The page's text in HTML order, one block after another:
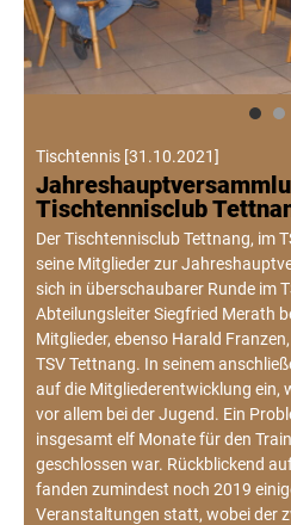
Tischtennis [31.10.2021]
Tischtennisclub
Der Tischtennisclub Tettnang, im
seine Mitglieder zur
sich in überschaubarer Runde im
Abteilungsleiter Siegfried Merath
Mitglieder, ebenso Harald
TSV Tettnang. In seinem
auf die Mitgliederentwicklung ein,
vor allem bei der Jugend. Ein
insgesamt elf Monate für den
geschlossen war. Rückblickend
fanden zumindest noch 2019
Veranstaltungen statt, wobei der